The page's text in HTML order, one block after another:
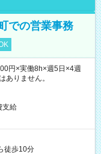
での営業事務
円×実働8h×週5日×4週
りません。
支給
徒歩10分